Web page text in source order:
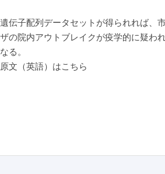
伝子配列データセットが得られれば、
の院内アウトブレイクが疫学的に疑わ
る。
文（英語）はこちら